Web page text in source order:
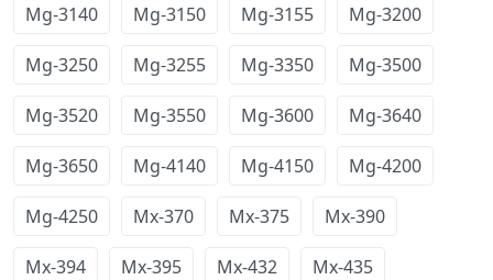
Mg-3140 Mg-3150 Mg-3155 Mg-3200
Mg-3250 Mg-3255 Mg-3350 Mg-3500
Mg-3520 Mg-3550 Mg-3600 Mg-3640
Mg-3650 Mg-4140 Mg-4150 Mg-4200
Mg-4250 Mx-370 Mx-375 Mx-390
Mx-394 Mx-395 Mx-432 Mx-435